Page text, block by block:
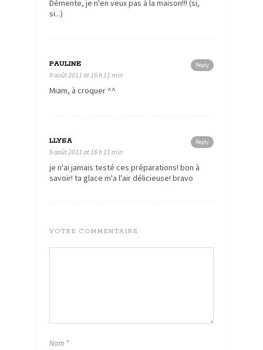
Démente, je n'en veux pas à la maison!!! (si,
si...)
Reply
PAULINE
9 août 2011 at 16 h 11 min
Miam, à croquer ^^
Reply
LLYSA
9 août 2011 at 16 h 11 min
je n'ai jamais testé ces préparations! bon à
savoir! ta glace m'a l'air délicieuse! bravo
VOTRE COMMENTAIRE
Nom *